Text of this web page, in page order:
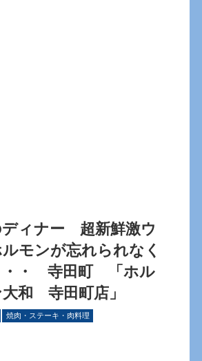
ディナー 超新鮮激ウ
モンが忘れられなく
・・ 寺田町 「ホル
和 寺田町店」
焼肉・ステーキ・肉料理